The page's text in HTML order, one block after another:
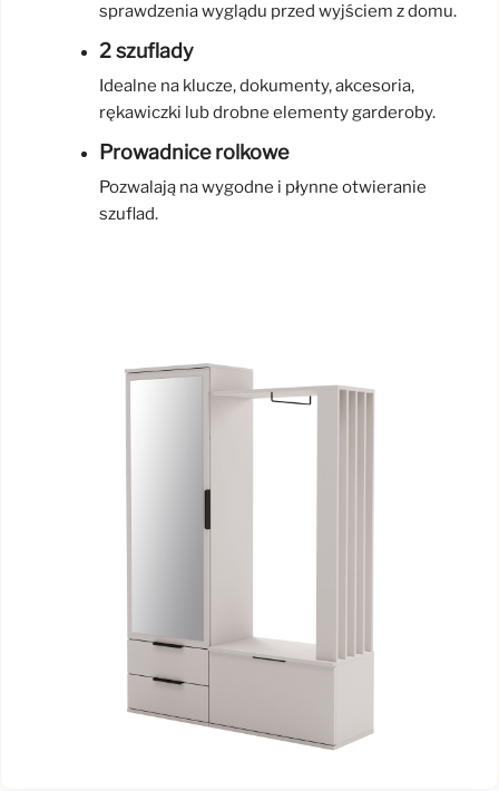
sprawdzenia wyglądu przed wyjściem z domu.
2 szuflady
Idealne na klucze, dokumenty, akcesoria,
rękawiczki lub drobne elementy garderoby.
Prowadnice rolkowe
Pozwalają na wygodne i płynne otwieranie
szuflad.